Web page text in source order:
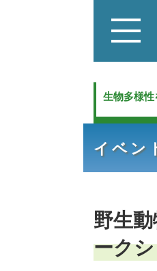
生物多様性
イベン
野生
ーク